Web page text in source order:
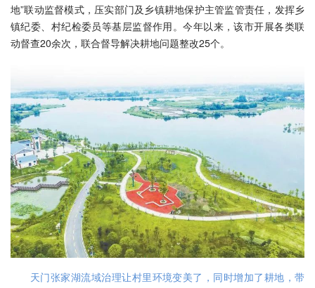
地”联动监督模式，压实部门及乡镇耕地保护主管监管责任，发挥乡
镇纪委、村纪检委员等基层监督作用。今年以来，该市开展各类联
动督查20余次，联合督导解决耕地问题整改25个。
天门张家湖流域治理让村里环境变美了，同时增加了耕地，带